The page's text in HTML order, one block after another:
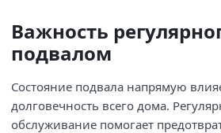
Важность
подвалом
Состояние подвала напрямую
долговечность всего дома.
обслуживание помогает